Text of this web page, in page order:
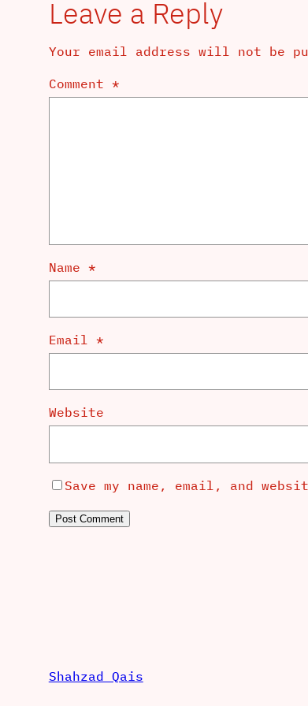
Leave a Reply
Your email address will not be
Comment *
Name *
Email *
Website
Save my name, email, and
Shahzad Qais